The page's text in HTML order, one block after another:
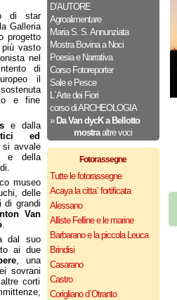
D’AUTORE
Agroalimentare
Maria S. S. Annunziata
Mostra Bovina a Noci
Poesia e Narrativa
Corso Fotoreporter
Sale e Pesce
L`Arte dei Fiori
corso di ARCHEOLOGIA
» Da Van dycK a Bellotto
mostraaltre voci
Fotorassegne
Tutte le fotorassegne
Acaya la citta` fortificata
Alessano
Alliste Felline e le marine
Barbarano e la piccola Leuca
Brindisi
Casarano
Castro
Corigliano d`Otranto
di star
Galleria
progetto
vasto
nel
di
il
e fine
e dalla
ed
avvale
e della
museo
delle
di grandi
Van
.
dal suo
ai due
, una
sovrani
corti